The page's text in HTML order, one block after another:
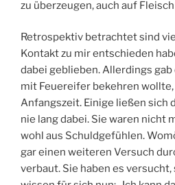
zu überzeugen, auch auf
Retrospektiv betrachtet sind
Kontakt zu mir entschieden
dabei geblieben. Allerdings gab
mit Feuereifer bekehren
Anfangszeit. Einige ließen sich
nie lang dabei. Sie waren nicht
wohl aus Schuldgefühlen.
gar einen weiteren Versuch
verbaut. Sie haben es